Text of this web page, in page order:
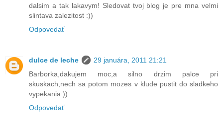
dalsim a tak lakavym! Sledovat tvoj blog je pre mna velmi
slintava zalezitost :))
Odpovedať
dulce de leche
29 januára, 2011 21:21
Barborka,dakujem moc,a silno drzim palce pri
skuskach,nech sa potom mozes v klude pustit do sladkeho
vypekania:))
Odpovedať